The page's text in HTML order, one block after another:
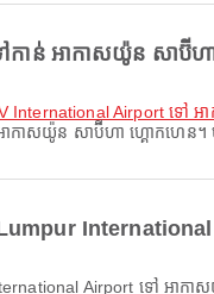
ាន់ អាកាសយ៉ូន សាប៊ីហា
V International Airport ទៅ
យ៉ូន សាប៊ីហា ហ្គោកហេន។ មាគ៌